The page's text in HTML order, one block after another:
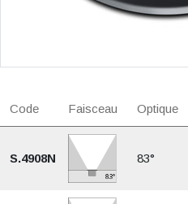
Code Faisceau Optique
S.4908N 83°